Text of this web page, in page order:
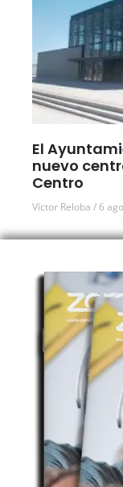
El
nuevo
Centro
Víctor Reloba 6